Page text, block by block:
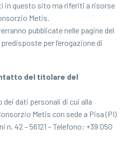
in questo sito ma riferiti a risorse
Metis.
pubblicate nelle pagine del
per l’erogazione di
del titolare del
dati personali di cui alla
Metis con sede a Pisa (PI)
n. 42 – 56121 – Telefono: +39 050